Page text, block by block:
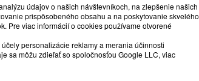
údajov o našich návštevníkoch, na zlepšenie našich
prispôsobeného obsahu a na poskytovanie skvelého
Pre viac informácií o cookies používame otvorené
personalizácie reklamy a merania účinnosti
sa môžu zdieľať so spoločnosťou Google LLC, viac